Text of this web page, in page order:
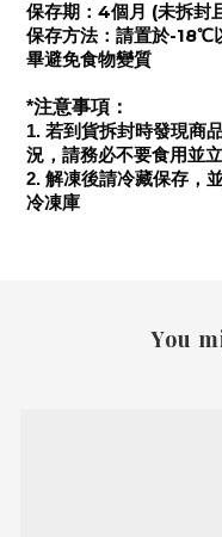
保存期 ： 4個月 (未拆封
保存方法： 請置於-18℃
畢避免食物變質
*注意事項 ：
1. 若到貨拆封時發現商
況，請務必不要食用並
2. 解凍後請冷藏保存，
冷凍庫
You